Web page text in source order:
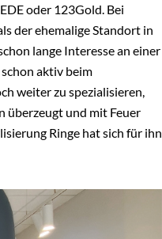
oder 123Gold. Bei
der ehemalige Standort in
lange Interesse an einer
aktiv beim
weiter zu spezialisieren,
überzeugt und mit Feuer
Ringe hat sich für ihn